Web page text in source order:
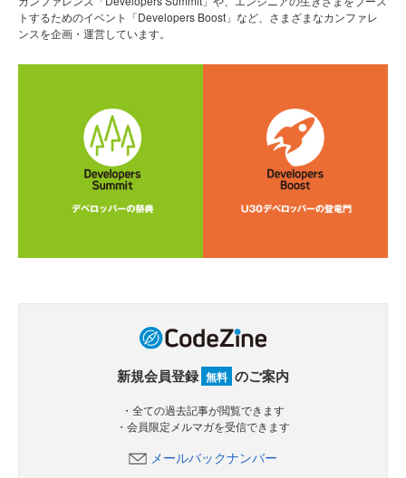
トするためのイベント「Developers Boost」など、さまざまなカンファレ
ンスを企画・運営しています。
新規会員登録 無料 のご案内
・全ての過去記事が閲覧できます
・会員限定メルマガを受信できます
メールバックナンバー